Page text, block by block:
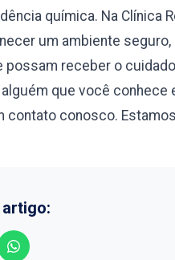
química. Na Clínica
um ambiente
possam receber o
que você
contato conosco.